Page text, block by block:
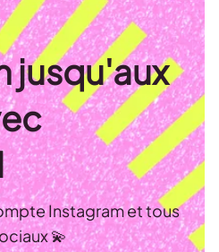
jusqu'aux
Instagram et tous
💫